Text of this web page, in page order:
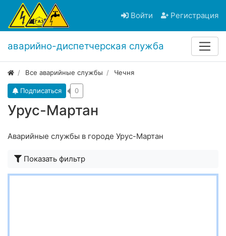
Войти Регистрация
аварийно-диспетчерская служба
Все аварийные службы Чечня
Урус-Мартан
Подписаться 0
Аварийные службы в городе Урус-Мартан
Показать фильтр